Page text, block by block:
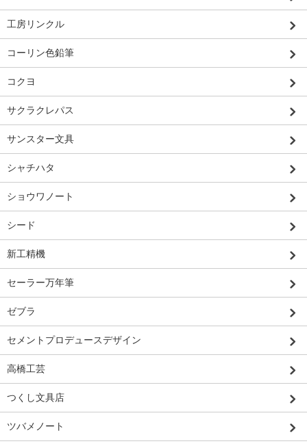
工房リンクル
コーリン色鉛筆
コクヨ
サクラクレパス
サンスター文具
シャチハタ
ショウワノート
シード
新工精機
セーラー万年筆
ゼブラ
セメントプロデュースデザイン
高橋工芸
つくし文具店
ツバメノート